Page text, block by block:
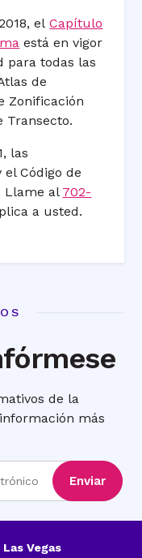
elCapítulo
está en vigor
para todas las
de
Zonificación
Transecto.
las
el Código de
Llame al 702-
a usted.
de la
más
Enviar
Vegas